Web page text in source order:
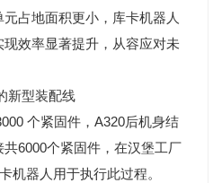
占地面积更小，库卡机器人
效率显著提升，从容应对未
新型装配线
个紧固件，A320后机身结
6000个紧固件，在汉堡工厂
机器人用于执行此过程。